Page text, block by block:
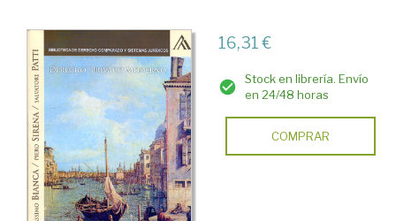
16,31 €
Stock en librería. Envío
en 24/48 horas
COMPRAR